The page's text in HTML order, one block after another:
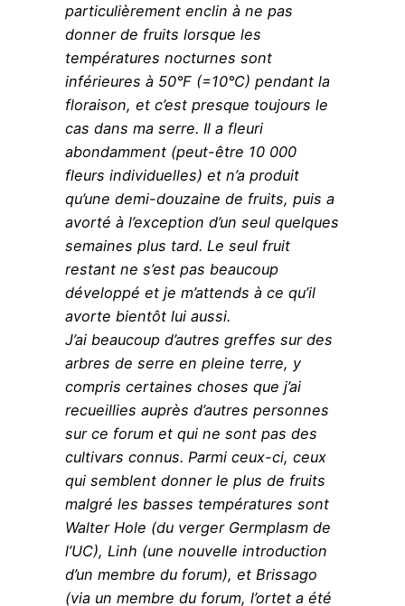
particulièrement enclin à ne pas
donner de fruits lorsque les
températures nocturnes sont
inférieures à 50°F (=10°C) pendant la
floraison, et c’est presque toujours le
cas dans ma serre. Il a fleuri
abondamment (peut-être 10 000
fleurs individuelles) et n’a produit
qu’une demi-douzaine de fruits, puis a
avorté à l’exception d’un seul quelques
semaines plus tard. Le seul fruit
restant ne s’est pas beaucoup
développé et je m’attends à ce qu’il
avorte bientôt lui aussi.
J’ai beaucoup d’autres greffes sur des
arbres de serre en pleine terre, y
compris certaines choses que j’ai
recueillies auprès d’autres personnes
sur ce forum et qui ne sont pas des
cultivars connus. Parmi ceux-ci, ceux
qui semblent donner le plus de fruits
malgré les basses températures sont
Walter Hole (du verger Germplasm de
l’UC), Linh (une nouvelle introduction
d’un membre du forum), et Brissago
(via un membre du forum, l’ortet a été